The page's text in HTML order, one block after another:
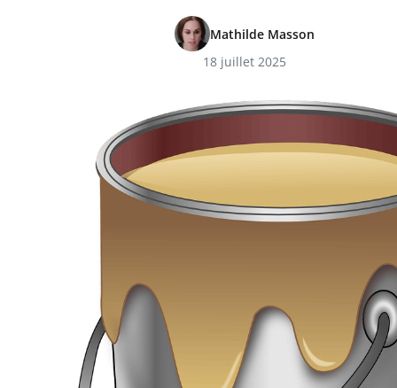
Mathilde Masson
18 juillet 2025